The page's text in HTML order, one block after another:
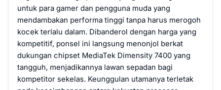
untuk para gamer dan pengguna muda yang
mendambakan performa tinggi tanpa harus merogoh
kocek terlalu dalam. Dibanderol dengan harga yang
kompetitif, ponsel ini langsung menonjol berkat
dukungan chipset MediaTek Dimensity 7400 yang
tangguh, menjadikannya lawan sepadan bagi
kompetitor sekelas. Keunggulan utamanya terletak